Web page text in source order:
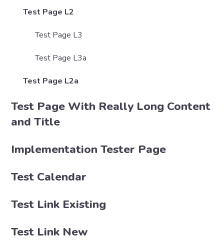
Test Page L2
Test Page L3
Test Page L3a
Test Page L2a
Test Page With Really Long Content
and Title
Implementation Tester Page
Test Calendar
Test Link Existing
Test Link New